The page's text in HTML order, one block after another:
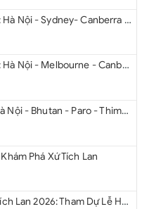
Du Lịch Nước Úc 2026: Hà Nội - Sydney- Canberra - Melbourne - Hà Nội
Du Lịch Nước Úc 2026: Hà Nội - Melbourne - Canberra - Sydney - Hà Nội
Du lịch Bhutan 2026: Hà Nội - Bhutan - Paro - Thimphu - Punakha
Phá Xứ Tích Lan
Du lịch Sri Lanka - Xứ Tích Lan 2026: Tham Dự Lễ Hội Rước Xá Lợi Răng Phật